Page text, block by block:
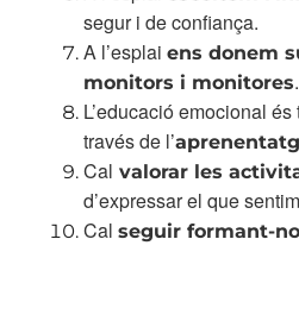
segur i de confiança.
A l’esplai ens donem
monitors i monitores
L’educació emocional
través de l’
Cal valorar les
d’expressar el que
Cal seguir formant­-